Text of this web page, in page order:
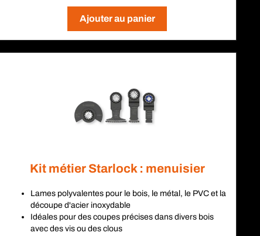
Ajouter au panier
Kit métier Starlock : menuisier
Lames polyvalentes pour le bois, le métal, le PVC et la
découpe d'acier inoxydable
Idéales pour des coupes précises dans divers bois
avec des vis ou des clous